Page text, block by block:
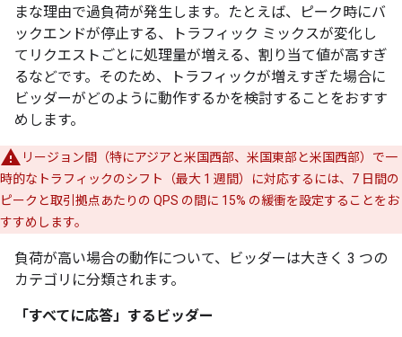
まな理由で過負荷が発生します。たとえば、ピーク時にバ
ックエンドが停止する、トラフィック ミックスが変化し
てリクエストごとに処理量が増える、割り当て値が高すぎ
るなどです。そのため、トラフィックが増えすぎた場合に
ビッダーがどのように動作するかを検討することをおすす
めします。
リージョン間（特にアジアと米国西部、米国東部と米国西部）で一
時的なトラフィックのシフト（最大 1 週間）に対応するには、7 日間の
ピークと取引拠点あたりの QPS の間に 15% の緩衝を設定することをお
すすめします。
負荷が高い場合の動作について、ビッダーは大きく 3 つの
カテゴリに分類されます。
「すべてに応答」するビッダー